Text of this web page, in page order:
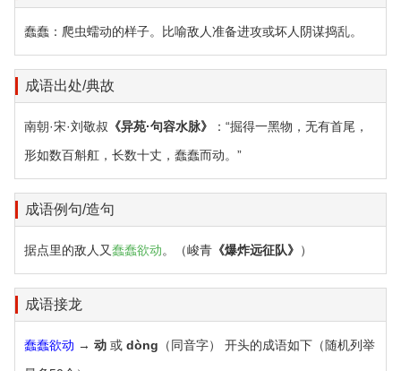
蠢蠢：爬虫蠕动的样子。比喻敌人准备进攻或坏人阴谋捣乱。
成语出处/典故
南朝·宋·刘敬叔 《异苑·句容水脉》
：“掘得一黑物，无有首尾，
形如数百斛舡，长数十丈，蠢蠢而动。”
成语例句/造句
据点里的敌人又蠢蠢欲动。（峻青 《爆炸远征队》 ）
成语接龙
蠢蠢欲动 → 动 或 dòng （同音字） 开头的成语如下（随机列举